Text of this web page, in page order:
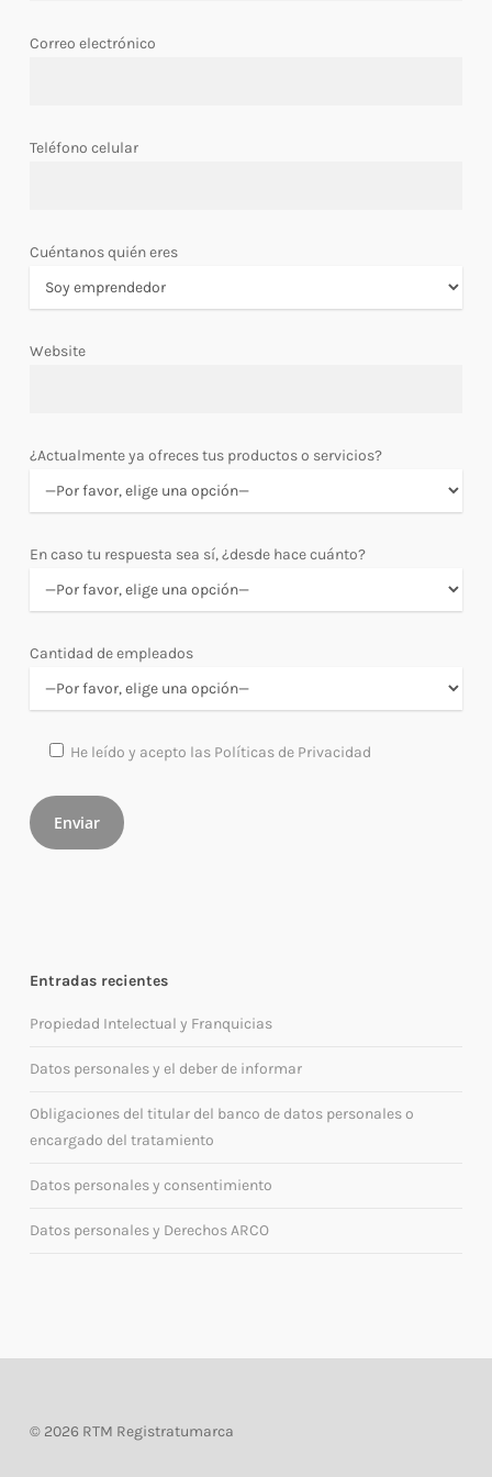
Correo electrónico
Teléfono celular
Cuéntanos quién eres
Website
¿Actualmente ya ofreces tus productos o servicios?
En caso tu respuesta sea sí, ¿desde hace cuánto?
Cantidad de empleados
He leído y acepto las Políticas de Privacidad
Entradas recientes
Propiedad Intelectual y Franquicias
Datos personales y el deber de informar
Obligaciones del titular del banco de datos personales o
encargado del tratamiento
Datos personales y consentimiento
Datos personales y Derechos ARCO
© 2026 RTM Registratumarca